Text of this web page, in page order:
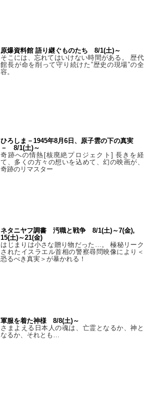
原爆資料館 語り継ぐものたち 8/1(土)～
そこには、忘れてはいけない時間がある。 歴代
館長が命を削って守り続けた”歴史の現場”の全
容。
ひろしま－1945年8月6日、原子雲の下の真実
－ 8/1(土)～
奇跡への情熱[核廃絶プロジェクト] 長きを経
て、多くの方々の想いを込めて、幻の映画が、
奇跡のリマスター
ネタニヤフ調書 汚職と戦争 8/1(土)～7(金),
15(土)～21(金)
はじまりは小さな贈り物だった…。 極秘リーク
されたイスラエル首相の警察尋問映像により＜
恐るべき真実＞が暴かれる！
軍服を着た神様 8/8(土)～
さまよえる日本人の魂は、亡霊となるか、神と
なるか、それとも…